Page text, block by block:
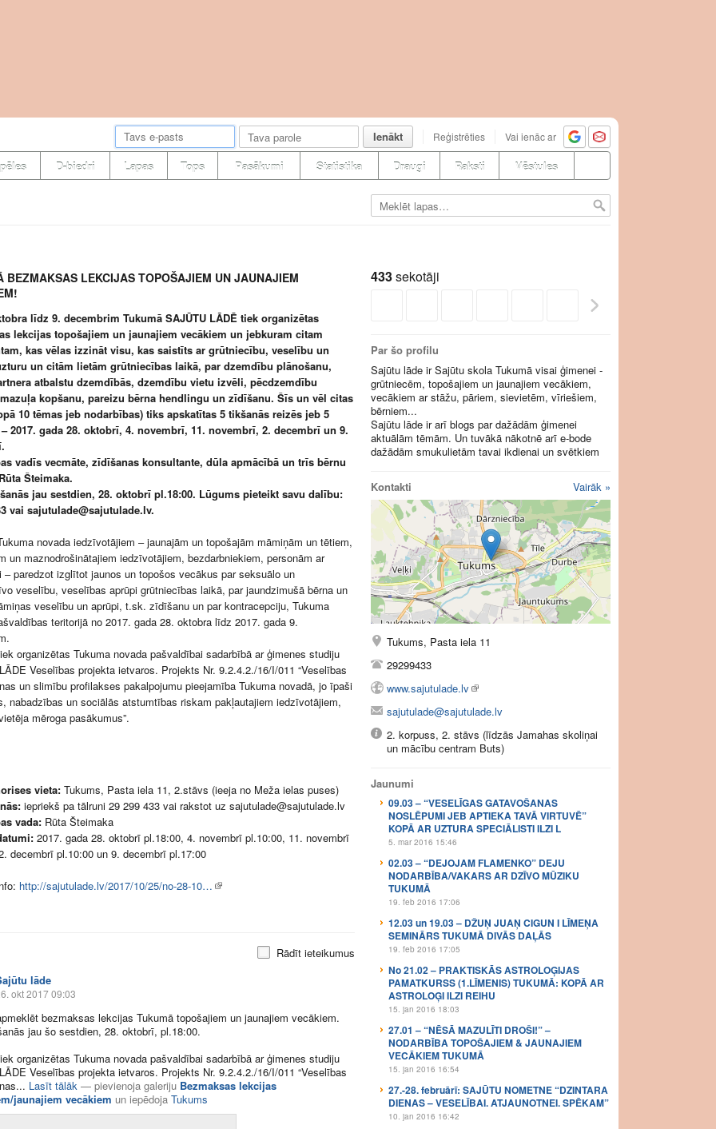
Ienākt Reģistrēties Vai ienāc ar
D-biedri Lapas Tops Pasākumi Statistika Draugi Raksti Vēstules
BEZMAKSAS LEKCIJAS TOPOŠAJIEM UN JAUNAJIEM
līdz 9. decembrim Tukumā SAJŪTU LĀDĒ tiek organizētas
lekcijas topošajiem un jaunajiem vecākiem un jebkuram citam
kas vēlas izzināt visu, kas saistīts ar grūtniecību, veselību un
un citām lietām grūtniecības laikā, par dzemdību plānošanu,
atbalstu dzemdībās, dzemdību vietu izvēli, pēcdzemdību
kopšanu, pareizu bērna hendlingu un zīdīšanu. Šīs un vēl citas
10 tēmas jeb nodarbības) tiks apskatītas 5 tikšanās reizēs jeb 5
2017. gada 28. oktobrī, 4. novembrī, 11. novembrī, 2. decembrī un 9.
vadīs vecmāte, zīdīšanas konsultante, dūla apmācībā un trīs bērnu
Šteimaka.
jau sestdien, 28. oktobrī pl.18:00. Lūgums pieteikt savu dalību:
vai sajutulade@sajutulade.lv.
novada iedzīvotājiem – jaunajām un topošajām māmiņām un tētiem,
un maznodrošinātajiem iedzīvotājiem, bezdarbniekiem, personām ar
– paredzot izglītot jaunos un topošos vecākus par seksuālo un
veselību, veselības aprūpi grūtniecības laikā, par jaundzimušā bērna un
veselību un aprūpi, t.sk. zīdīšanu un par kontracepciju, Tukuma
teritorijā no 2017. gada 28. oktobra līdz 2017. gada 9.
organizētas Tukuma novada pašvaldībai sadarbībā ar ģimenes studiju
Veselības projekta ietvaros. Projekts Nr. 9.2.4.2./16/I/011 “Veselības
un slimību profilakses pakalpojumu pieejamība Tukuma novadā, jo īpaši
nabadzības un sociālās atstumtības riskam pakļautajiem iedzīvotājiem,
mēroga pasākumus”.
vieta: Tukums, Pasta iela 11, 2.stāvs (ieeja no Meža ielas puses)
iepriekš pa tālruni 29 299 433 vai rakstot uz sajutulade@sajutulade.lv
vada: Rūta Šteimaka
2017. gada 28. oktobrī pl.18:00, 4. novembrī pl.10:00, 11. novembrī
decembrī pl.10:00 un 9. decembrī pl.17:00
http://sajutulade.lv/2017/10/25/no-28-10…
Rādīt ieteikumus
lāde
okt 2017 09:03
bezmaksas lekcijas Tukumā topošajiem un jaunajiem vecākiem.
jau šo sestdien, 28. oktobrī, pl.18:00.
organizētas Tukuma novada pašvaldībai sadarbībā ar ģimenes studiju
Veselības projekta ietvaros. Projekts Nr. 9.2.4.2./16/I/011 “Veselības
Lasīt tālāk — pievienoja galeriju Bezmaksas lekcijas
jaunajiem vecākiem un iepēdoja Tukums
433sekotāji
Par šo profilu
Sajūtu lāde ir Sajūtu skola Tukumā visai ģimenei -
grūtniecēm, topošajiem un jaunajiem vecākiem,
vecākiem ar stāžu, pāriem, sievietēm, vīriešiem,
bērniem...
Sajūtu lāde ir arī blogs par dažādām ģimenei
aktuālām tēmām. Un tuvākā nākotnē arī e-bode
dažādām smukulietām tavai ikdienai un svētkiem
Kontakti Vairāk »
Tukums, Pasta iela 11
29299433
www.sajutulade.lv
sajutulade@sajutulade.lv
2. korpuss, 2. stāvs (līdzās Jamahas skoliņai
un mācību centram Buts)
Jaunumi
09.03 – “VESELĪGAS GATAVOŠANAS
NOSLĒPUMI JEB APTIEKA TAVĀ VIRTUVĒ”
KOPĀ AR UZTURA SPECIĀLISTI ILZI L
5. mar 2016 15:46
02.03 – “DEJOJAM FLAMENKO” DEJU
NODARBĪBA/VAKARS AR DZĪVO MŪZIKU
TUKUMĀ
19. feb 2016 17:06
12.03 un 19.03 – DŽUŅ JUAŅ CIGUN I LĪMEŅA
SEMINĀRS TUKUMĀ DIVĀS DAĻĀS
19. feb 2016 17:05
No 21.02 – PRAKTISKĀS ASTROLOĢIJAS
PAMATKURSS (1.LĪMENIS) TUKUMĀ: KOPĀ AR
ASTROLOĢI ILZI REIHU
15. jan 2016 18:03
27.01 – “NĒSĀ MAZULĪTI DROŠI!” –
NODARBĪBA TOPOŠAJIEM & JAUNAJIEM
VECĀKIEM TUKUMĀ
15. jan 2016 16:54
27.-28. februārī: SAJŪTU NOMETNE “DZINTARA
DIENAS – VESELĪBAI. ATJAUNOTNEI. SPĒKAM”
10. jan 2016 16:42